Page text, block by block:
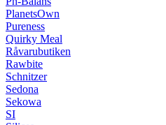
PlanetsOwn
Pureness
Quirky Meal
Råvarubutiken
Rawbite
Schnitzer
Sedona
Sekowa
SI